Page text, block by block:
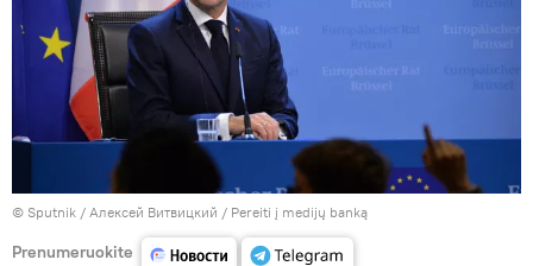
© Sputnik / Алексей Витвицкий / Pereiti į medijų banką
Prenumeruokite